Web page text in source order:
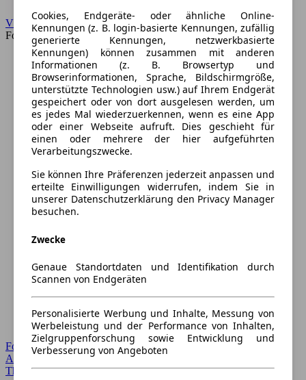
VW
Forum
Forum Startseite
Alle Auto-Foren
Themen-Forum
Cookies, Endgeräte- oder ähnliche Online-
Kennungen (z. B. login-basierte Kennungen, zufällig
generierte Kennungen, netzwerkbasierte
Kennungen) können zusammen mit anderen
Informationen (z. B. Browsertyp und
Browserinformationen, Sprache, Bildschirmgröße,
unterstützte Technologien usw.) auf Ihrem Endgerät
gespeichert oder von dort ausgelesen werden, um
es jedes Mal wiederzuerkennen, wenn es eine App
oder einer Webseite aufruft. Dies geschieht für
einen oder mehrere der hier aufgeführten
Verarbeitungszwecke.
Sie können Ihre Präferenzen jederzeit anpassen und
erteilte Einwilligungen widerrufen, indem Sie in
unserer Datenschutzerklärung den Privacy Manager
besuchen.
Zwecke
Genaue Standortdaten und Identifikation durch
Scannen von Endgeräten
Personalisierte Werbung und Inhalte, Messung von
Werbeleistung und der Performance von Inhalten,
Zielgruppenforschung sowie Entwicklung und
Verbesserung von Angeboten